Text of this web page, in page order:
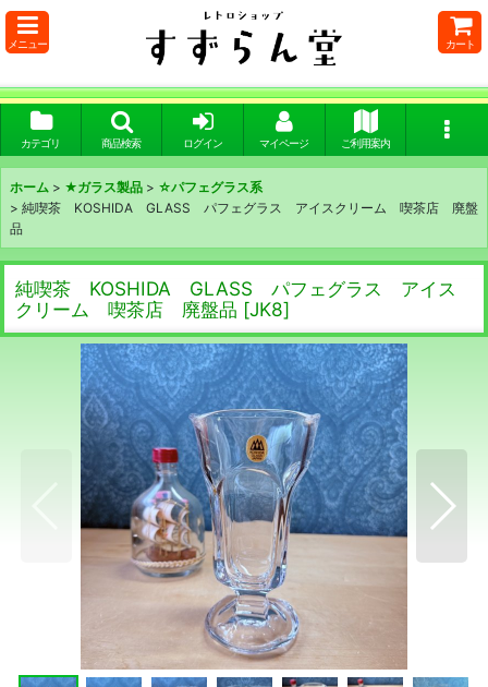
メニュー カート
カテゴリ 商品検索 ログイン マイページ ご利用案内
ホーム > ★ガラス製品 > ☆パフェグラス系
> 純喫茶 KOSHIDA GLASS パフェグラス アイスクリーム 喫茶店 廃盤
品
純喫茶 KOSHIDA GLASS パフェグラス アイス
クリーム 喫茶店 廃盤品 [JK8]